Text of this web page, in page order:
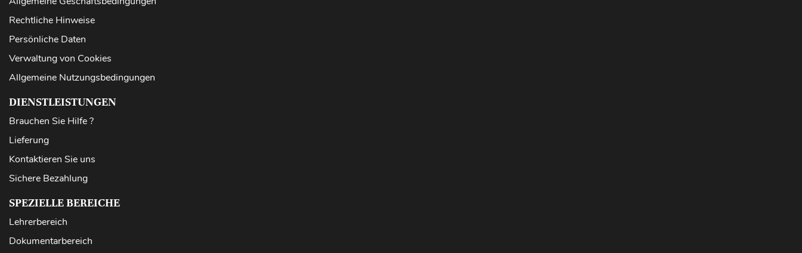
Rechtliche Hinweise
Persönliche Daten
Verwaltung von Cookies
Allgemeine Nutzungsbedingungen
DIENSTLEISTUNGEN
Brauchen Sie Hilfe ?
Lieferung
Kontaktieren Sie uns
Sichere Bezahlung
SPEZIELLE BEREICHE
Lehrerbereich
Dokumentarbereich